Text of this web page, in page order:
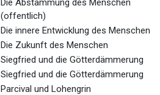
Die Abstammung des Menschen
(offentlich)
Die innere Entwicklung des Menschen
Die Zukunft des Menschen
Siegfried und die Götterdämmerung
Siegfried und die Götterdämmerung
Parcival und Lohengrin